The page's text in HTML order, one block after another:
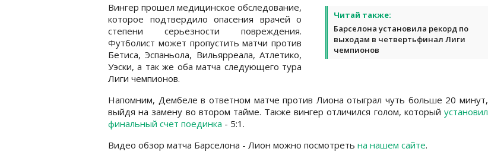
Читай также:
Барселона установила рекорд по
выходам в четвертьфинал Лиги
чемпионов
Вингер прошел медицинское обследование,
которое подтвердило опасения врачей о
степени серьезности повреждения.
Футболист может пропустить матчи против
Бетиса, Эспаньола, Вильярреала, Атлетико,
Уэски, а так же оба матча следующего тура
Лиги чемпионов.
Напомним, Дембеле в ответном матче против Лиона отыграл чуть больше 20 минут,
выйдя на замену во втором тайме. Также вингер отличился голом, который установил
финальный счет поединка - 5:1.
Видео обзор матча Барселона - Лион можно посмотреть на нашем сайте.